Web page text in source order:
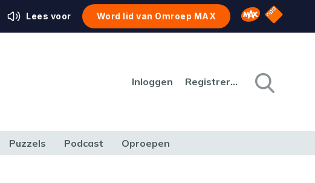
Lees voor Word lid van Omroep MAX Omroep MAX
NPO
Inloggen Registreren
Puzzels Podcast Oproepen